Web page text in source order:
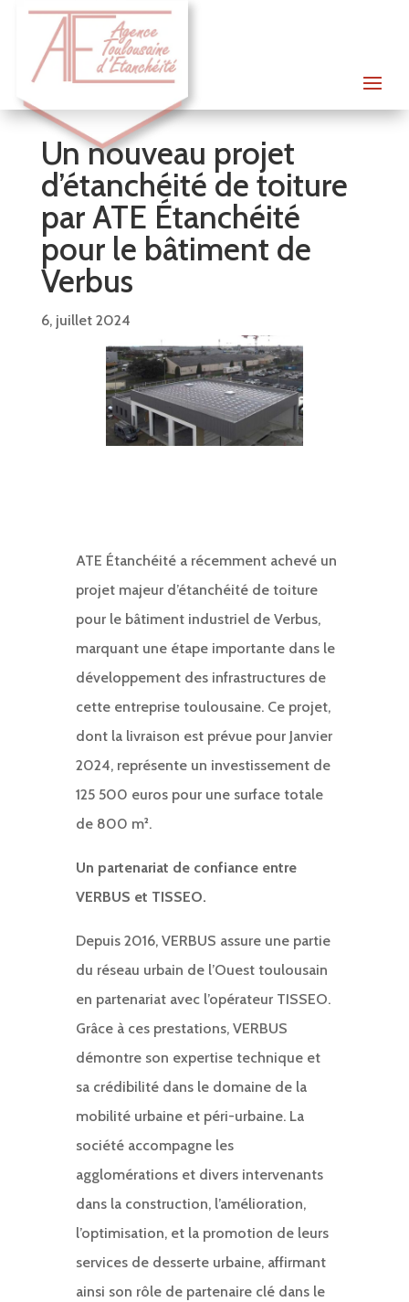
Un nouveau projet
d’étanchéité de toiture
par ATE Étanchéité
pour le bâtiment de
Verbus
6, juillet 2024
ATE Étanchéité a récemment achevé un
projet majeur d’étanchéité de toiture
pour le bâtiment industriel de Verbus,
marquant une étape importante dans le
développement des infrastructures de
cette entreprise toulousaine. Ce projet,
dont la livraison est prévue pour Janvier
2024, représente un investissement de
125 500 euros pour une surface totale
de 800 m².
Un partenariat de confiance entre
VERBUS et TISSEO.
Depuis 2016, VERBUS assure une partie
du réseau urbain de l’Ouest toulousain
en partenariat avec l’opérateur TISSEO.
Grâce à ces prestations, VERBUS
démontre son expertise technique et
sa crédibilité dans le domaine de la
mobilité urbaine et péri-urbaine. La
société accompagne les
agglomérations et divers intervenants
dans la construction, l’amélioration,
l’optimisation, et la promotion de leurs
services de desserte urbaine, affirmant
ainsi son rôle de partenaire clé dans le